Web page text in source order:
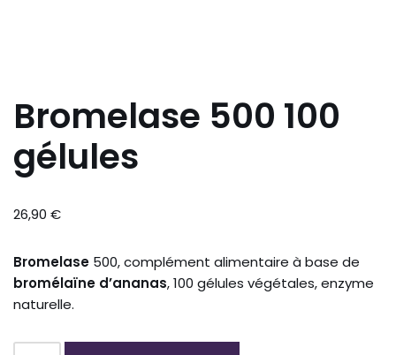
Bromelase 500 100
gélules
26,90 €
Bromelase 500, complément alimentaire à base de
bromélaïne d’ananas, 100 gélules végétales, enzyme
naturelle.